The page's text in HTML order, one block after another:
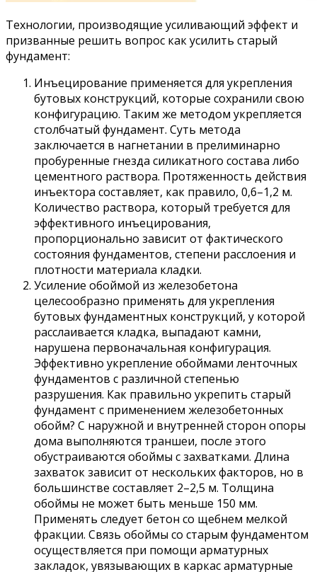
Технологии, производящие усиливающий эффект и
призванные решить вопрос как усилить старый
фундамент:
Инъецирование применяется для укрепления
бутовых конструкций, которые сохранили свою
конфигурацию. Таким же методом укрепляется
столбчатый фундамент. Суть метода
заключается в нагнетании в прелиминарно
пробуренные гнезда силикатного состава либо
цементного раствора. Протяженность действия
инъектора составляет, как правило, 0,6–1,2 м.
Количество раствора, который требуется для
эффективного инъецирования,
пропорционально зависит от фактического
состояния фундаментов, степени расслоения и
плотности материала кладки.
Усиление обоймой из железобетона
целесообразно применять для укрепления
бутовых фундаментных конструкций, у которой
расслаивается кладка, выпадают камни,
нарушена первоначальная конфигурация.
Эффективно укрепление обоймами ленточных
фундаментов с различной степенью
разрушения. Как правильно укрепить старый
фундамент с применением железобетонных
обойм? С наружной и внутренней сторон опоры
дома выполняются траншеи, после этого
обустраиваются обоймы с захватками. Длина
захваток зависит от нескольких факторов, но в
большинстве составляет 2–2,5 м. Толщина
обоймы не может быть меньше 150 мм.
Применять следует бетон со щебнем мелкой
фракции. Связь обоймы со старым фундаментом
осуществляется при помощи арматурных
закладок, увязывающих в каркас арматурные